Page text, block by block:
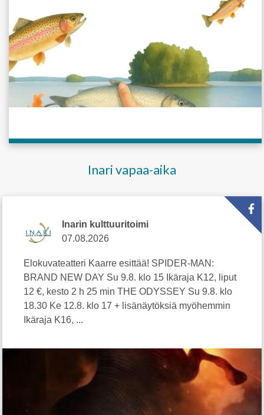
Inari vapaa-aika
Inarin kulttuuritoimi
07.08.2026
Elokuvateatteri Kaarre esittää! SPIDER-MAN:
BRAND NEW DAY Su 9.8. klo 15 Ikäraja K12, liput
12 €, kesto 2 h 25 min THE ODYSSEY Su 9.8. klo
18.30 Ke 12.8. klo 17 + lisänäytöksiä myöhemmin
Ikäraja K16, ...